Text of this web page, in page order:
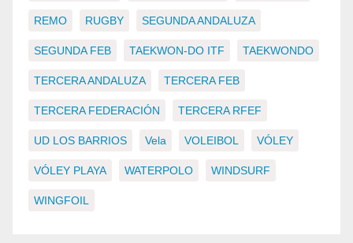
REMO RUGBY SEGUNDA ANDALUZA
SEGUNDA FEB TAEKWON-DO ITF TAEKWONDO
TERCERA ANDALUZA TERCERA FEB
TERCERA FEDERACIÓN TERCERA RFEF
UD LOS BARRIOS Vela VOLEIBOL VÓLEY
VÓLEY PLAYA WATERPOLO WINDSURF
WINGFOIL